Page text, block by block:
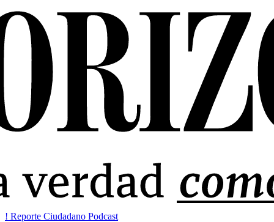
! Reporte Ciudadano Podcast